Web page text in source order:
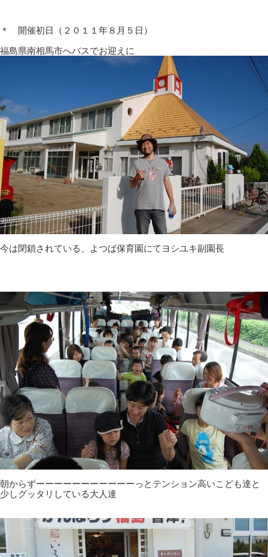
＊ 開催初日（２０１１年８月５日）
福島県南相馬市へバスでお迎えに
今は閉鎖されている、よつば保育園にてヨシユキ副園長
朝からずーーーーーーーーーーーっとテンション高いこども達と
少しグッタリしている大人達